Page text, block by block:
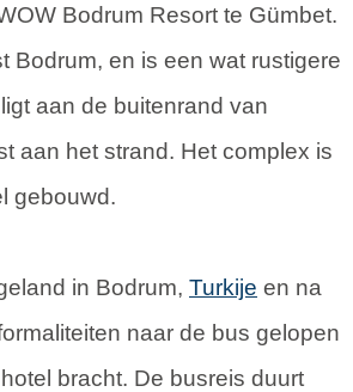
Bodrum Resort te Gümbet.
Bodrum, en is een wat rustigere
aan de buitenrand van
aan het strand. Het complex is
gebouwd.
in Bodrum, Turkije en na
naar de bus gelopen
bracht. De busreis duurt